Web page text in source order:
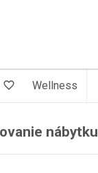
favorite_border Wellness
nábytku